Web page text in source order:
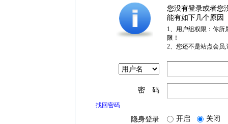
您没有登录或者您
能有如下几个原因
1、用户组权限：你所
限！
2、您还不是站点会员
密 码
找回密码
隐身登录 开启 关闭